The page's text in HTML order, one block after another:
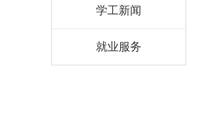
学工新闻
就业服务